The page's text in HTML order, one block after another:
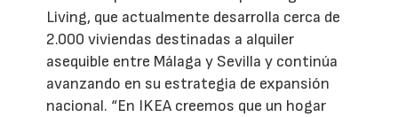
Living, que actualmente desarrolla cerca de
2.000 viviendas destinadas a alquiler
asequible entre Málaga y Sevilla y continúa
avanzando en su estrategia de expansión
nacional. “En IKEA creemos que un hogar